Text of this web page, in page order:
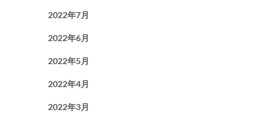
2022年7月
2022年6月
2022年5月
2022年4月
2022年3月